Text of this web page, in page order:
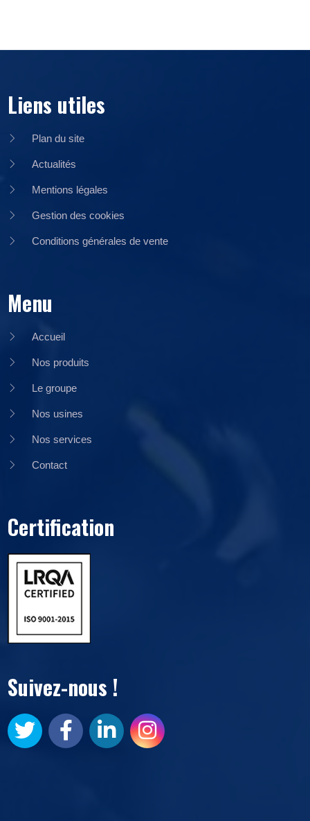
Liens utiles
Plan du site
Actualités
Mentions légales
Gestion des cookies
Conditions générales de vente
Menu
Accueil
Nos produits
Le groupe
Nos usines
Nos services
Contact
Certification
Suivez-nous !